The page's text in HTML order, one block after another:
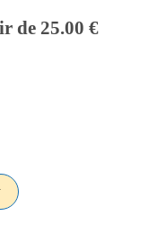
de 25.00 €